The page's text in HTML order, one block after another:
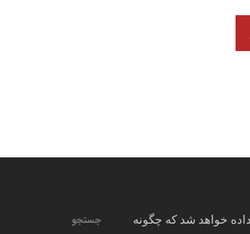
جستجو
داده خواهد شد كه چگونه